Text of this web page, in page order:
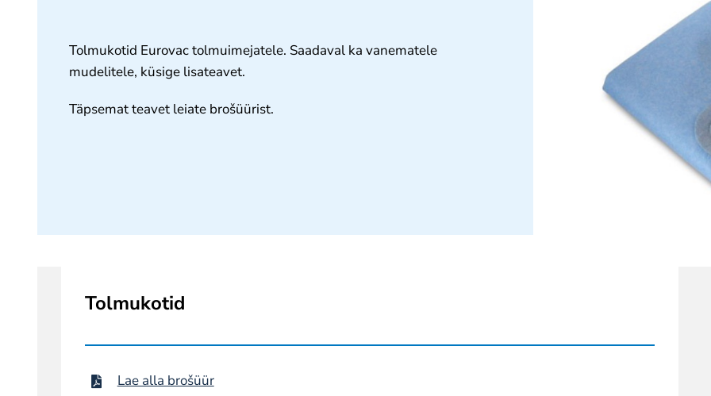
Tolmukotid Eurovac tolmuimejatele. Saadaval ka vanematele
mudelitele, küsige lisateavet.
Täpsemat teavet leiate brošüürist.
Tolmukotid
Lae alla brošüür